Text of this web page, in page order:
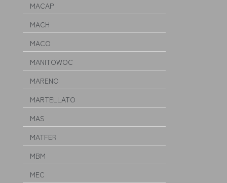
MACAP
MACH
MACO
MANITOWOC
MARENO
MARTELLATO
MAS
MATFER
MBM
MEC